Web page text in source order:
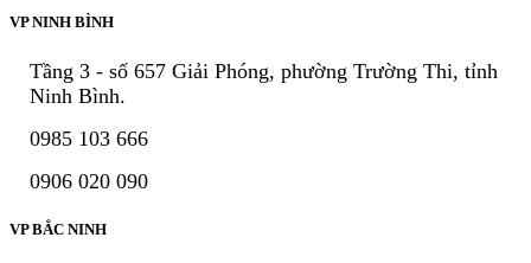
VP NINH BÌNH
Tầng 3 - số 657 Giải Phóng, phường Trường Thi, tỉnh
Ninh Bình.
0985 103 666
0906 020 090
VP BẮC NINH